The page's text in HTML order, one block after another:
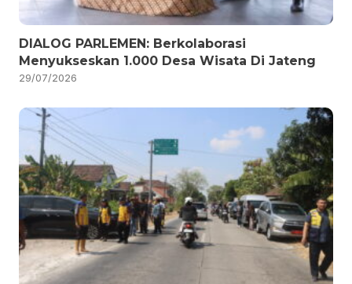
DIALOG PARLEMEN: Berkolaborasi
Menyukseskan 1.000 Desa Wisata Di Jateng
29/07/2026